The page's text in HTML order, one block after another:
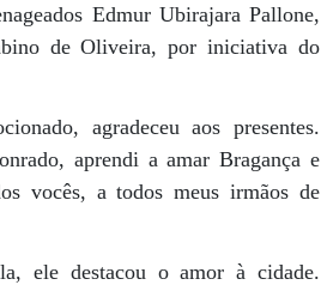
Edmur Ubirajara Pallone,
de Oliveira, por iniciativa do
agradeceu aos presentes.
aprendi a amar Bragança e
vocês, a todos meus irmãos de
ele destacou o amor à cidade.